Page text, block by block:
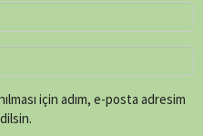
için adım, e-posta adresim